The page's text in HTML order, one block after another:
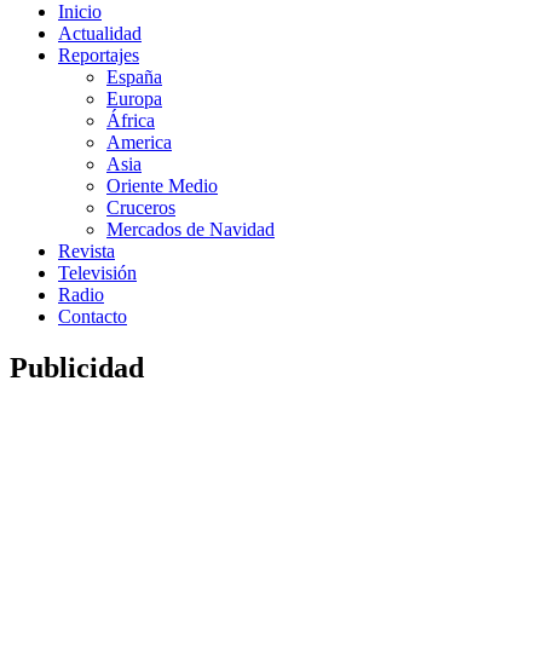
Inicio
Actualidad
Reportajes
España
Europa
África
America
Asia
Oriente Medio
Cruceros
Mercados de Navidad
Revista
Televisión
Radio
Contacto
Publicidad